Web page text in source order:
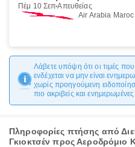
Πέμ 10 Σεπ Απευθείας
Air Arabia Maroc
Λάβετε υπόψη ότι οι τιμές
ενδέχεται να μην είναι
χωρίς προηγούμενη
πιο ακριβείς και
Πληροφορίες πτήσης από
Γκιοκτσέν προς Αεροδρόμιο